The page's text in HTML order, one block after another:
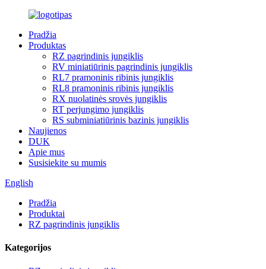
Pradžia
Produktas
RZ pagrindinis jungiklis
RV miniatiūrinis pagrindinis jungiklis
RL7 pramoninis ribinis jungiklis
RL8 pramoninis ribinis jungiklis
RX nuolatinės srovės jungiklis
RT perjungimo jungiklis
RS subminiatiūrinis bazinis jungiklis
Naujienos
DUK
Apie mus
Susisiekite su mumis
English
Pradžia
Produktai
RZ pagrindinis jungiklis
Kategorijos